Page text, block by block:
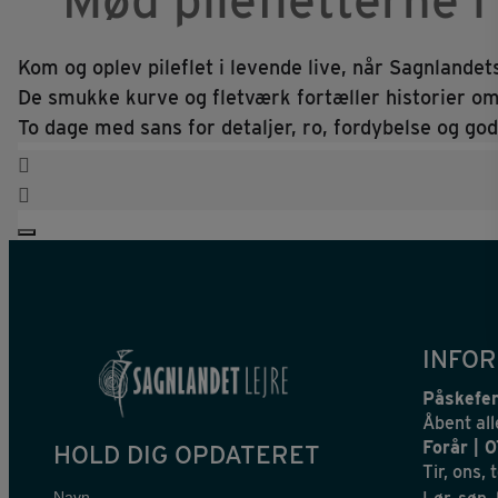
Kom og oplev pileflet i levende live, når
De smukke kurve og fletværk fortæller historier
To dage med sans for detaljer, ro, fordybelse og
HOLD DIG OPDATERET
Navn
Åbent
Forår |
Tir, ons,